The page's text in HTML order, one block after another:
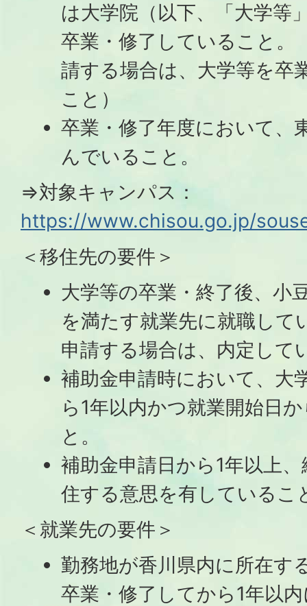
は大学院（以下、「大学等
卒業・修了していること。
請する場合は、大学等を卒
こと）
卒業・修了年度において、
んでいること。
⇒対象キャンパス：
https://www.chisou.go.jp/
＜移住先の要件＞
大学等の卒業・終了後、小
を満たす就業先に就職して
申請する場合は、内定して
補助金申請時において、大
ら1年以内かつ就業開始日
と。
補助金申請日から1年以上
住する意思を有しているこ
＜就業先の要件＞
勤務地が香川県内に所在す
卒業・修了してから1年以